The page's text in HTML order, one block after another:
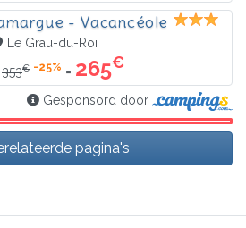
- Vacancéole
Le Grau-du-Roi
353€ -25% = 265€
Gesponsord door
pagina's